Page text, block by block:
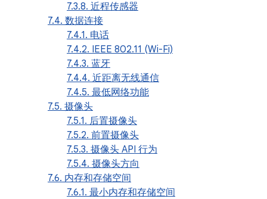
7.3.8. 近程传感器
7.4. 数据连接
7.4.1. 电话
7.4.2. IEEE 802.11 (Wi-Fi)
7.4.3. 蓝牙
7.4.4. 近距离无线通信
7.4.5. 最低网络功能
7.5. 摄像头
7.5.1. 后置摄像头
7.5.2. 前置摄像头
7.5.3. 摄像头 API 行为
7.5.4. 摄像头方向
7.6. 内存和存储空间
7.6.1. 最小内存和存储空间